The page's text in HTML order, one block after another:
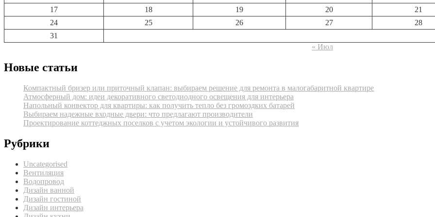
17
18 19 20
21
24
25 26 27
28
31
« Июл
Новые статьи
Компактный бризер или приточный клапан: выбираем решение для ремонта в малогабаритной квартире
Атмосферный дом: идеи декоративного светодиодного освещения для интерьера
Напольный конвектор для квартиры: как получить тепло без громоздких батарей
Выбираем надежные входные двери: что предлагают производители
Проектирование коттеджных поселков с учетом экологии и устойчивого развития
Рубрики
Uncategorised
Вентиляция
Водопровод
Дизайн ванной
Дизайн гостиной
Дизайн интерьера